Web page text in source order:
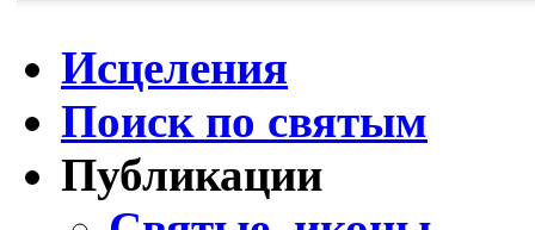
Исцеления
Поиск по святым
Публикации